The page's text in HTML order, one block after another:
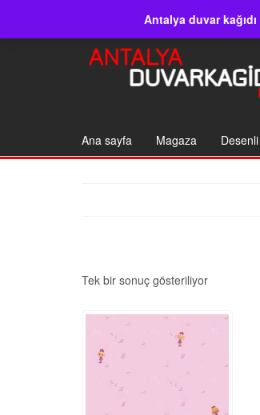
the
Antalya duvar kağıdı
Ana sayfa Magaza Desenli
Tek bir sonuç gösteriliyor